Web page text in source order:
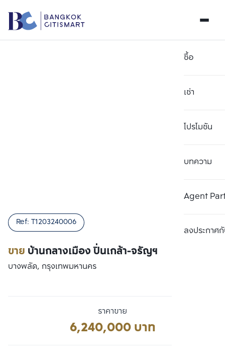
ซื้อ
เช่า
โปรโมชัน
บทความ
Agent
ลงประกาศกั
ขาย บ้านกลางเมือง ปิ่นเกล้า-จรัญฯ
Ref: T1203240006
บางพลัด, กรุงเทพมหานคร
ราคาขาย
6,240,000 บาท
เปรียบเทียบ